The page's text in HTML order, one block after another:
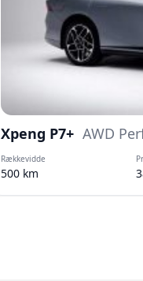
Xpeng P7+ AWD
Rækkevidde
500 km